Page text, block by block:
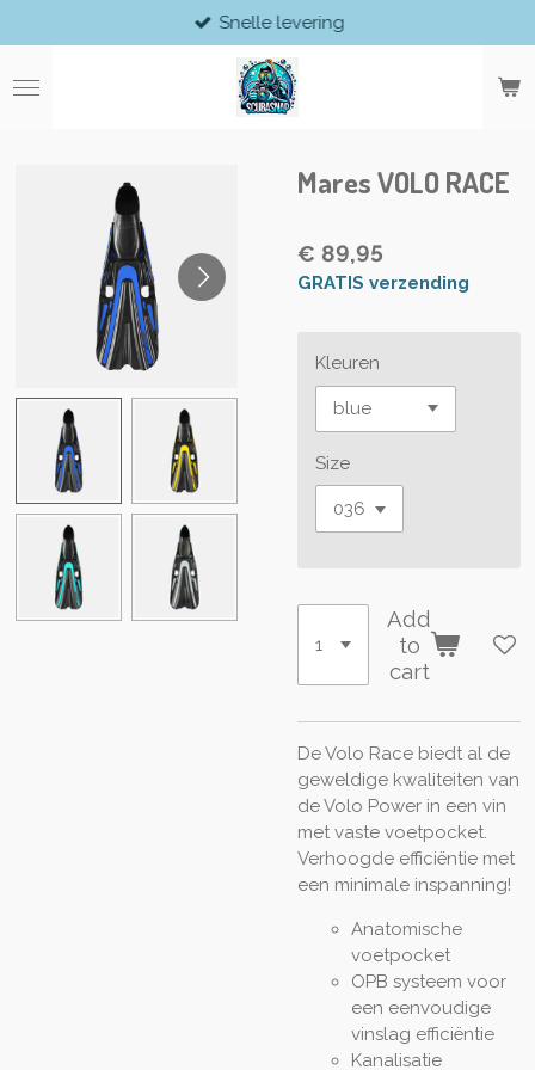
direct
naar
de
Snelle levering
Mares VOLO RACE
€ 89,95
GRATIS verzending
Kleuren
Size
Add
to
cart
De Volo Race biedt al de
geweldige kwaliteiten van
de Volo Power in een vin
met vaste voetpocket.
Verhoogde efficiëntie met
een minimale inspanning!
Anatomische
voetpocket
OPB systeem voor
een eenvoudige
vinslag efficiëntie
Kanalisatie